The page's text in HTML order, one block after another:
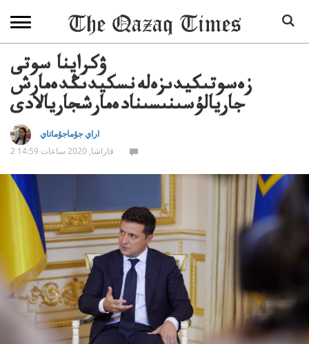
ۋكراينا سوتى
زەسوتىكيدىزەلەنسكيدىڭدەمارش
جاريالۇسىنىسىنادەمارشجاريالادى
اراي جۇماجۇماتاي
2 قاراشا, 2020 ساعات 14:59